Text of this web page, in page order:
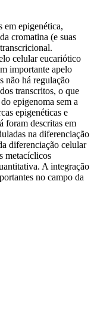
em epigenética,
cromatina (e suas
celular eucariótico
importante apelo
não há regulação
transcritos, o que
epigenoma sem a
epigenéticas e
foram descritas em
na diferenciação
diferenciação celular
metacíclicos
A integração
no campo da